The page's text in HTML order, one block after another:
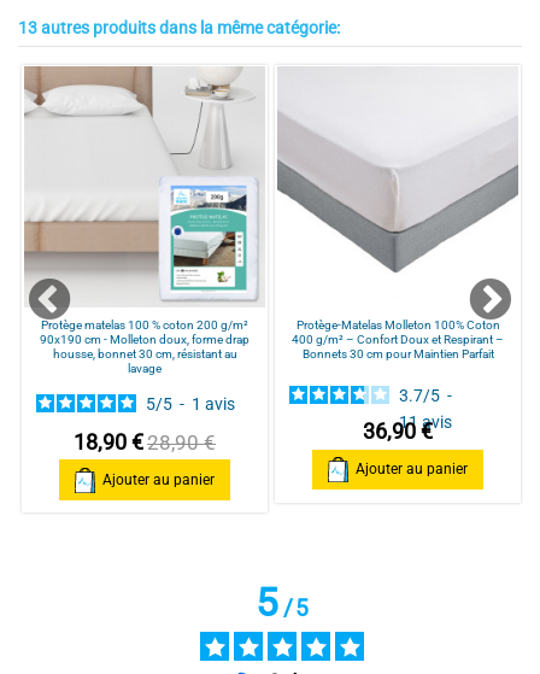
5
Avis vérifié
Très bon produiy
Avis du 11/09/2017 , suite à une expérience du
13 autres produits dans la même catégorie:
Protège matelas 100 % coton 200 g/m²
90x190 cm - Molleton doux, forme drap
housse, bonnet 30 cm, résistant au
lavage
5/5 - 1 avis
18,90 €28,90 €
Ajouter au panier
Protège-Matelas Molleton 100% Coton
400 g/m² – Confort Doux et Respirant –
Bonnets 30 cm pour Maintien Parfait
3.7/5 -
11 avis
36,90 €
Ajouter au panier
5/5